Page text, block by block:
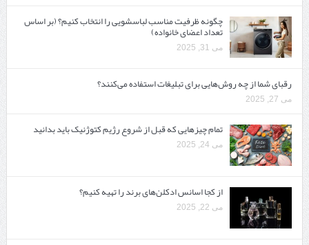
چگونه ظرفیت مناسب لباسشویی را انتخاب کنیم؟ (بر اساس
تعداد اعضای خانواده)
می 31, 2025
رقبای شما از چه روش‌هایی برای تبلیغات استفاده می‌کنند؟
می 27, 2025
تمام چیزهایی که قبل از شروع رژیم کتوژنیک باید بدانید‎
می 24, 2025
از کجا اسانس ادکلن‌های برند را تهیه کنیم؟
می 22, 2025